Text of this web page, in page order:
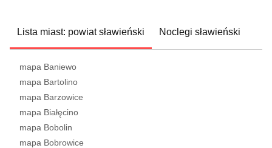
Lista miast: powiat sławieński Noclegi sławieński
mapa Baniewo
mapa Bartolino
mapa Barzowice
mapa Białęcino
mapa Bobolin
mapa Bobrowice